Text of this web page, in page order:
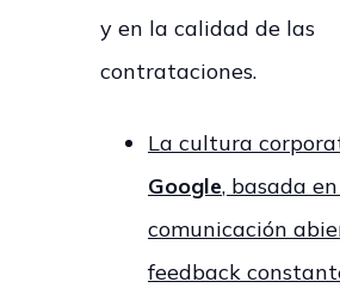
y en la calidad de las
contrataciones.
La cultura
Google, basada
comunicación
feedback